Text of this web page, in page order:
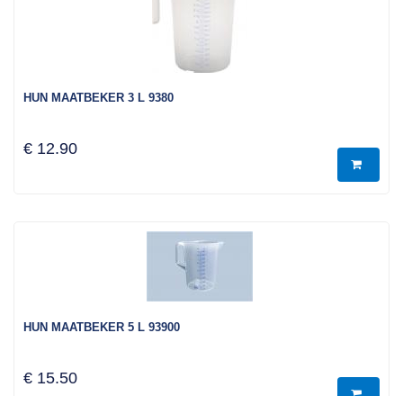
HUN MAATBEKER 3 L 9380
€ 12.90
HUN MAATBEKER 5 L 93900
€ 15.50